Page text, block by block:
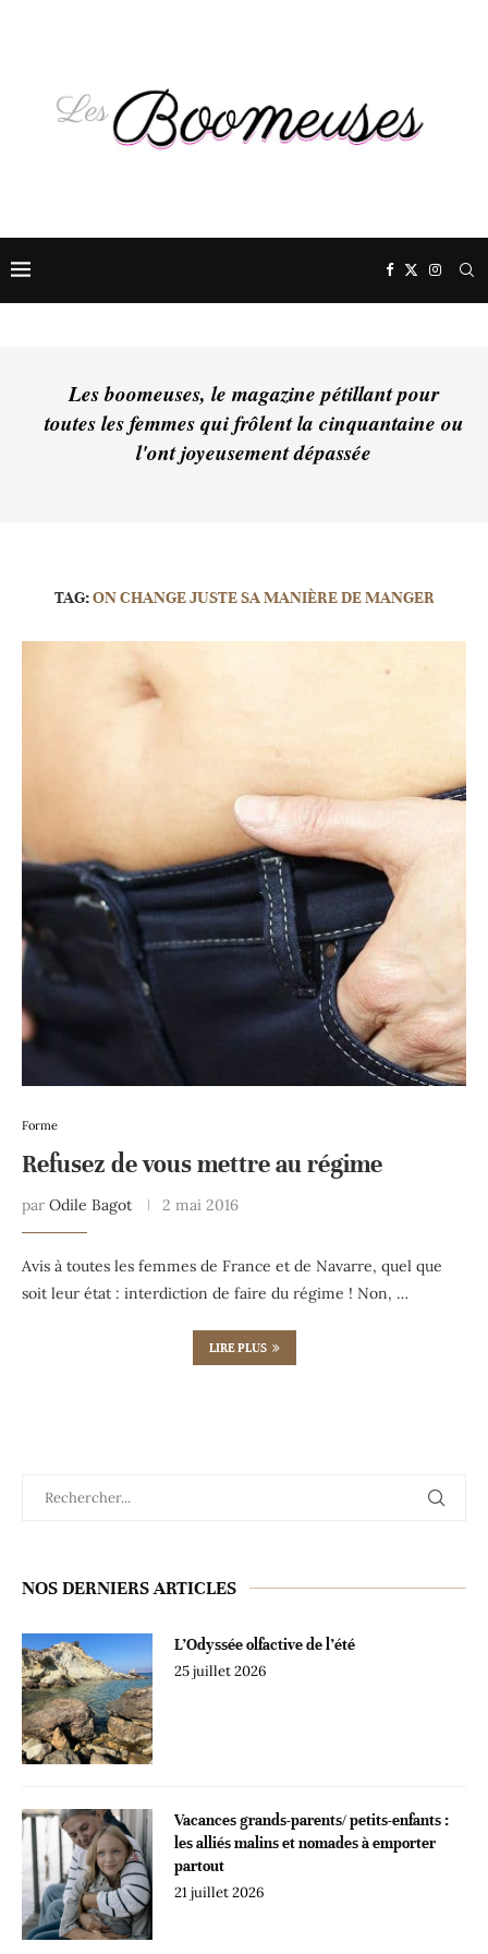
Les boomeuses, le magazine pétillant pour
toutes les femmes qui frôlent la cinquantaine ou
l'ont joyeusement dépassée
TAG:ON CHANGE JUSTE SA MANIÈRE DE MANGER
Forme
Refusez de vous mettre au régime
par Odile Bagot 2 mai 2016
Avis à toutes les femmes de France et de Navarre, quel que
soit leur état : interdiction de faire du régime ! Non, …
LIRE PLUS
NOS DERNIERS ARTICLES
L’Odyssée olfactive de l’été
25 juillet 2026
Vacances grands-parents/ petits-enfants :
les alliés malins et nomades à emporter
partout
21 juillet 2026